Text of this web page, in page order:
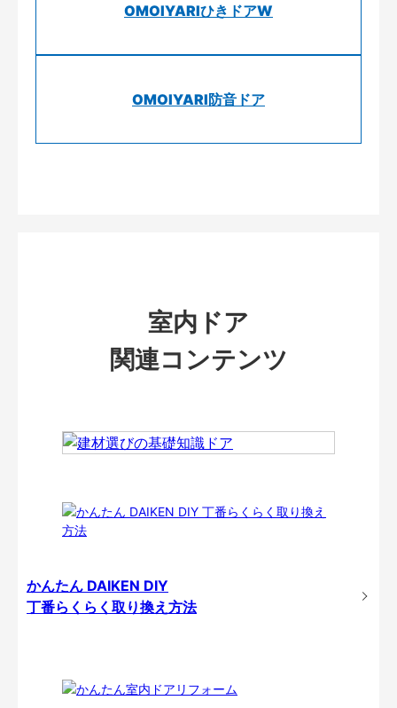
OMOIYARIひきドアW
OMOIYARI防音ドア
室内ドア
関連コンテンツ
かんたん DAIKEN DIY
丁番らくらく取り換え方法